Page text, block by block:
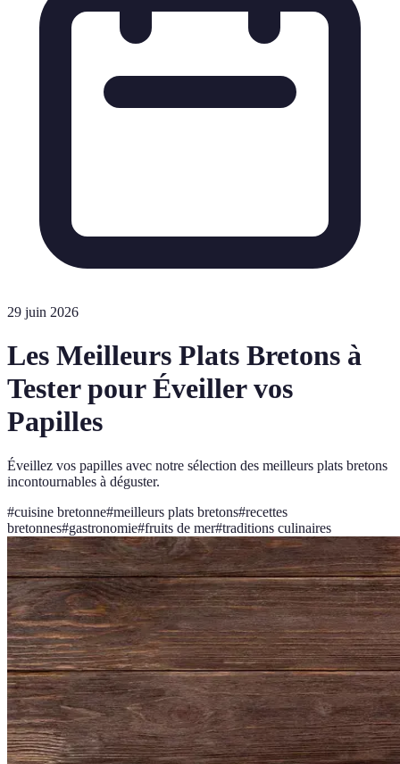
29 juin 2026
Les Meilleurs Plats Bretons à
Tester pour Éveiller vos
Papilles
Éveillez vos papilles avec notre sélection des meilleurs plats bretons
incontournables à déguster.
#cuisine bretonne#meilleurs plats bretons#recettes
bretonnes#gastronomie#fruits de mer#traditions culinaires